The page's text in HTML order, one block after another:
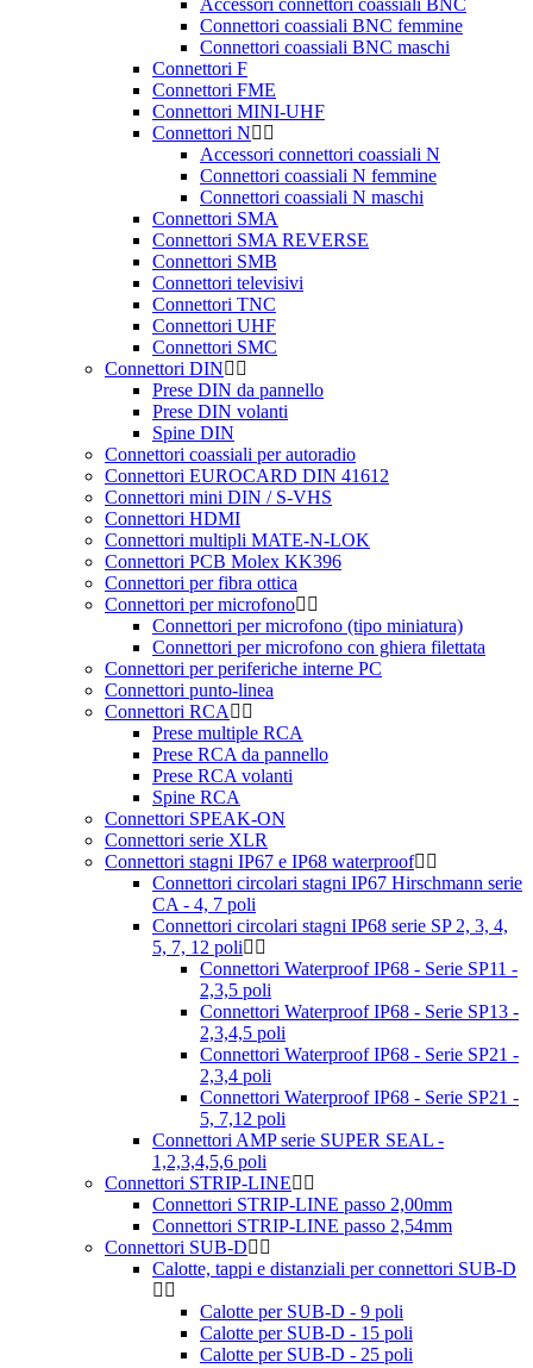
Accessori connettori coassiali BNC
Connettori coassiali BNC femmine
Connettori coassiali BNC maschi
Connettori F
Connettori FME
Connettori MINI-UHF
Connettori N
Accessori connettori coassiali N
Connettori coassiali N femmine
Connettori coassiali N maschi
Connettori SMA
Connettori SMA REVERSE
Connettori SMB
Connettori televisivi
Connettori TNC
Connettori UHF
Connettori SMC
Connettori DIN
Prese DIN da pannello
Prese DIN volanti
Spine DIN
Connettori coassiali per autoradio
Connettori EUROCARD DIN 41612
Connettori mini DIN / S-VHS
Connettori HDMI
Connettori multipli MATE-N-LOK
Connettori PCB Molex KK396
Connettori per fibra ottica
Connettori per microfono
Connettori per microfono (tipo miniatura)
Connettori per microfono con ghiera filettata
Connettori per periferiche interne PC
Connettori punto-linea
Connettori RCA
Prese multiple RCA
Prese RCA da pannello
Prese RCA volanti
Spine RCA
Connettori SPEAK-ON
Connettori serie XLR
Connettori stagni IP67 e IP68 waterproof
Connettori circolari stagni IP67 Hirschmann serie
CA - 4, 7 poli
Connettori circolari stagni IP68 serie SP 2, 3, 4,
5, 7, 12 poli
Connettori Waterproof IP68 - Serie SP11 -
2,3,5 poli
Connettori Waterproof IP68 - Serie SP13 -
2,3,4,5 poli
Connettori Waterproof IP68 - Serie SP21 -
2,3,4 poli
Connettori Waterproof IP68 - Serie SP21 -
5, 7,12 poli
Connettori AMP serie SUPER SEAL -
1,2,3,4,5,6 poli
Connettori STRIP-LINE
Connettori STRIP-LINE passo 2,00mm
Connettori STRIP-LINE passo 2,54mm
Connettori SUB-D
Calotte, tappi e distanziali per connettori SUB-D
Calotte per SUB-D - 9 poli
Calotte per SUB-D - 15 poli
Calotte per SUB-D - 25 poli